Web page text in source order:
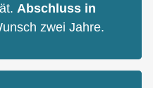
Abschluss in
zwei Jahre.